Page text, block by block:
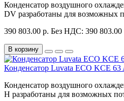
Конденсатор воздушного
DV разработаны для возможных
390 803.00 р. Без НДС: 390 803.00
В корзину
Конденсатор Luvata ECO KCE 63
Конденсатор воздушного
H разработаны для возможных